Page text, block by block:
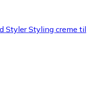
Styler Styling creme til